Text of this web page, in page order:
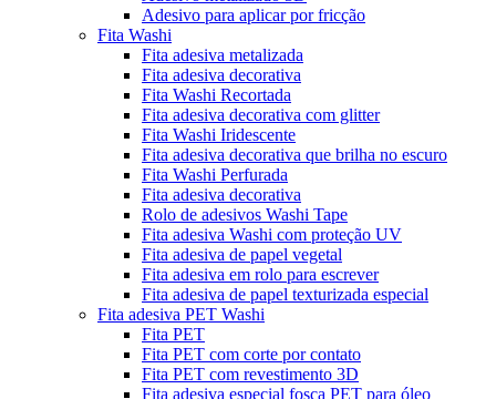
Adesivo para aplicar por fricção
Fita Washi
Fita adesiva metalizada
Fita adesiva decorativa
Fita Washi Recortada
Fita adesiva decorativa com glitter
Fita Washi Iridescente
Fita adesiva decorativa que brilha no escuro
Fita Washi Perfurada
Fita adesiva decorativa
Rolo de adesivos Washi Tape
Fita adesiva Washi com proteção UV
Fita adesiva de papel vegetal
Fita adesiva em rolo para escrever
Fita adesiva de papel texturizada especial
Fita adesiva PET Washi
Fita PET
Fita PET com corte por contato
Fita PET com revestimento 3D
Fita adesiva especial fosca PET para óleo